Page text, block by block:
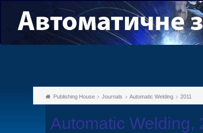
Publishing House Journals Automatic Welding 2011
Automatic